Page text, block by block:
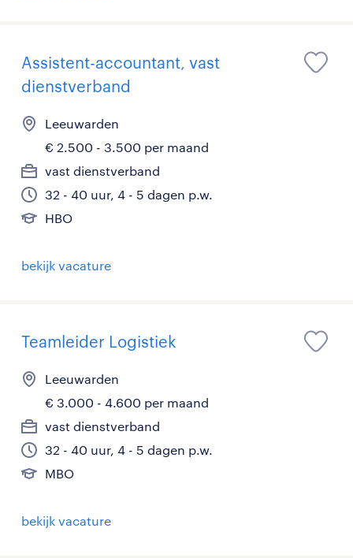
Assistent-accountant, vast
dienstverband
Leeuwarden
€ 2.500 - 3.500 per maand
vast dienstverband
32 - 40 uur, 4 - 5 dagen p.w.
HBO
bekijk vacature
Teamleider Logistiek
Leeuwarden
€ 3.000 - 4.600 per maand
vast dienstverband
32 - 40 uur, 4 - 5 dagen p.w.
MBO
bekijk vacature